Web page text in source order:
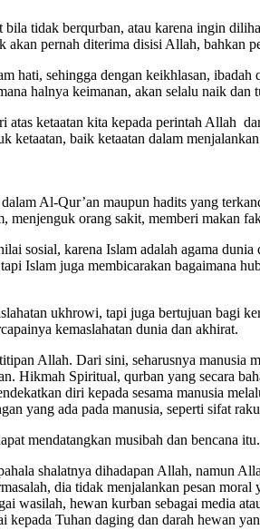
tidak berqurban, atau karena ingin
pernah diterima disisi Allah, bahkan
hati, sehingga dengan keikhlasan,
halnya keimanan, akan selalu naik dan
ketaatan kita kepada perintah Allah
baik ketaatan dalam
Al-Qur’an maupun hadits yang
menjenguk orang sakit, memberi makan
sosial, karena Islam adalah agama
Islam juga membicarakan bagaimana
ukhrowi, tapi juga bertujuan bagi
kemaslahatan dunia dan akhirat.
Allah. Dari sini, seharusnya manusia
Hikmah Spiritual, qurban yang secara
diri kepada sesama manusia
yang ada pada manusia, seperti sifat
mendatangkan musibah dan bencana
shalatnya dihadapan Allah, namun
dia tidak menjalankan pesan
wasilah, hewan kurban sebagai media
Tuhan daging dan darah hewan